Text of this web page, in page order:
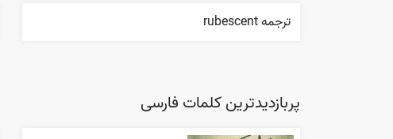
ترجمه rubescent
پربازدیدترین کلمات فارسی